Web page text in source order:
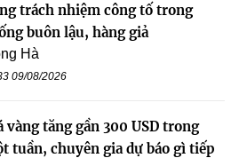
trách nhiệm công tố trong
buôn lậu, hàng giả
Hà
09/08/2026
vàng tăng gần 300 USD trong
tuần, chuyên gia dự báo gì tiếp